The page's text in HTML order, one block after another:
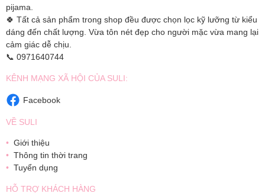
pijama.
🍀 Tất cả sản phẩm trong shop đều được chọn lọc kỹ lưỡng từ kiểu
dáng đến chất lượng. Vừa tôn nét đẹp cho người mặc vừa mang lại
cảm giác dễ chịu.
📞 0971640744
KÊNH MẠNG XÃ HỘI CỦA SULI:
Facebook
VỀ SULI
Giới thiệu
Thông tin thời trang
Tuyển dụng
HỖ TRỢ KHÁCH HÀNG